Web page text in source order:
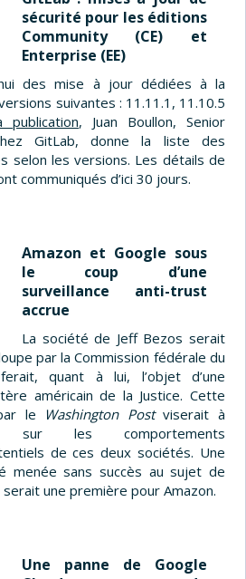
sécurité pour les éditions
Community (CE) et
Enterprise (EE)
des mise à jour dédiées à la
suivantes : 11.11.1, 11.10.5
publication, Juan Boullon, Senior
GitLab, donne la liste des
selon les versions. Les détails de
communiqués d’ici 30 jours.
Amazon et Google sous
le coup d’une
surveillance anti-trust
accrue
La société de Jeff Bezos serait
par la Commission fédérale du
quant à lui, l’objet d’une
américain de la Justice. Cette
le
Washington Postviserait à
sur les comportements
de ces deux sociétés. Une
menée sans succès au sujet de
une première pour Amazon.
Une panne de Google